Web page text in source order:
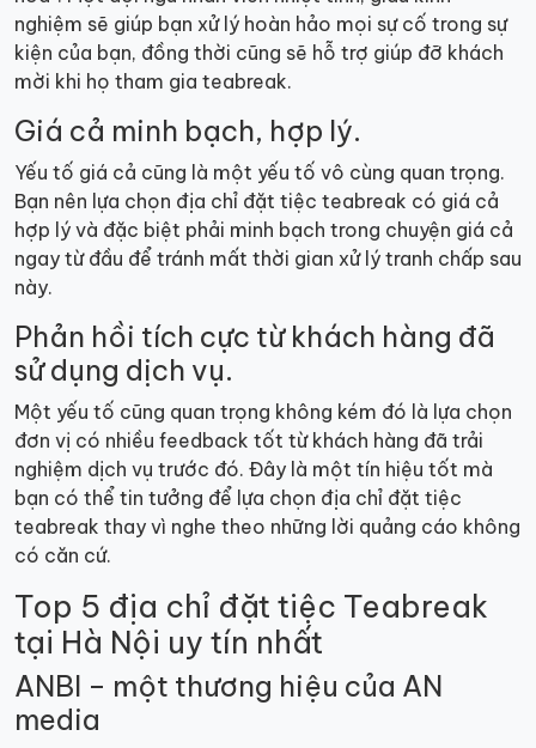
nghiệm sẽ giúp bạn xử lý hoàn hảo mọi sự cố trong sự
kiện của bạn, đồng thời cũng sẽ hỗ trợ giúp đỡ khách
mời khi họ tham gia teabreak.
Giá cả minh bạch, hợp lý.
Yếu tố giá cả cũng là một yếu tố vô cùng quan trọng.
Bạn nên lựa chọn địa chỉ đặt tiệc teabreak có giá cả
hợp lý và đặc biệt phải minh bạch trong chuyện giá cả
ngay từ đầu để tránh mất thời gian xử lý tranh chấp sau
này.
Phản hồi tích cực từ khách hàng đã
sử dụng dịch vụ.
Một yếu tố cũng quan trọng không kém đó là lựa chọn
đơn vị có nhiều feedback tốt từ khách hàng đã trải
nghiệm dịch vụ trước đó. Đây là một tín hiệu tốt mà
bạn có thể tin tưởng để lựa chọn địa chỉ đặt tiệc
teabreak thay vì nghe theo những lời quảng cáo không
có căn cứ.
Top 5 địa chỉ đặt tiệc Teabreak
tại Hà Nội uy tín nhất
ANBI – một thương hiệu của AN
media